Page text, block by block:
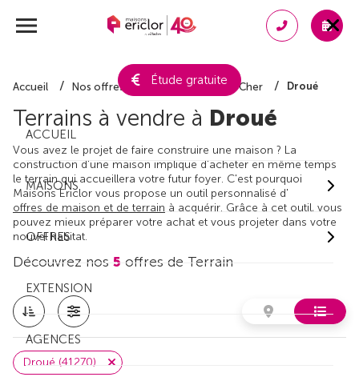
Étude gratuite
ACCUEIL
MAISONS
OFFRES
EXTENSION
AGENCES
Accueil Nos offres de terrain Loir-et-Cher Droué
Terrains à vendre à Droué
Vous avez le projet de faire construire une maison ? La
construction d'une maison implique d'acheter en même temps
le terrain qui accueillera votre futur foyer. C'est pourquoi
Maisons Ericlor vous propose un outil personnalisé d'
offres de maison et de terrain à acquérir. Grâce à cet outil, vous
pouvez mieux préparer votre achat et vous projeter dans votre
nouvel habitat.
Découvrez nos 5 offres de Terrain
Droué (41270)